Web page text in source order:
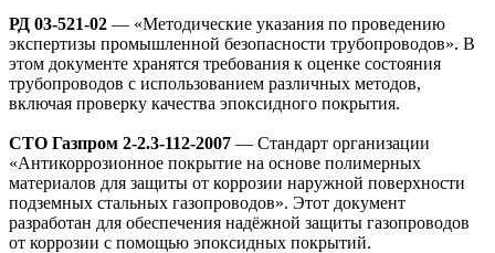
РД 03-521-02 — «Методические указания по проведению
экспертизы промышленной безопасности трубопроводов». В
этом документе хранятся требования к оценке состояния
трубопроводов с использованием различных методов,
включая проверку качества эпоксидного покрытия.
СТО Газпром 2-2.3-112-2007 — Стандарт организации
«Антикоррозионное покрытие на основе полимерных
материалов для защиты от коррозии наружной поверхности
подземных стальных газопроводов». Этот документ
разработан для обеспечения надёжной защиты газопроводов
от коррозии с помощью эпоксидных покрытий.